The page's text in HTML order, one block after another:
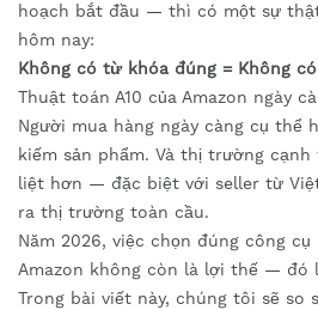
hoạch bắt đầu — thì có một sự
hôm nay:
Không có từ khóa đúng = Không
Thuật toán A10 của Amazon ngày
Người mua hàng ngày càng cụ thể
kiếm sản phẩm. Và thị trường
liệt hơn — đặc biệt với seller từ
ra thị trường toàn cầu.
Năm 2026, việc chọn đúng công
Amazon không còn là lợi thế — đó
Trong bài viết này, chúng tôi sẽ so